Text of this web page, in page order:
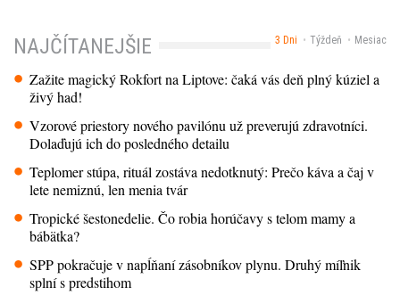
3 Dni Týždeň Mesiac
NAJČÍTANEJŠIE
Zažite magický Rokfort na Liptove: čaká vás deň plný kúziel a
živý had!
Vzorové priestory nového pavilónu už preverujú zdravotníci.
Dolaďujú ich do posledného detailu
Teplomer stúpa, rituál zostáva nedotknutý: Prečo káva a čaj v
lete nemiznú, len menia tvár
Tropické šestonedelie. Čo robia horúčavy s telom mamy a
bábätka?
SPP pokračuje v napĺňaní zásobníkov plynu. Druhý míľnik
splní s predstihom